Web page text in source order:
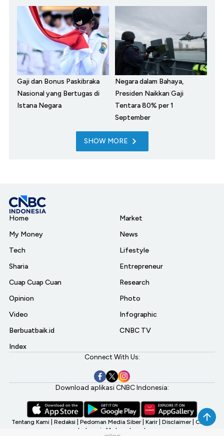
Gaji dan Bonus Paskibraka
Nasional yang Bertugas di
Istana Negara
Negara dalam Bahaya,
Presiden Naikkan Gaji
Tentara 80% per 1
September
SHOW MORE
Home
My Money
Tech
Sharia
Cuap Cuap Cuan
Opinion
Video
Berbuatbaik.id
Index
Market
News
Lifestyle
Entrepreneur
Research
Photo
Infographic
CNBC TV
Connect With Us:
Download aplikasi CNBC Indonesia:
Tentang Kami Redaksi Pedoman Media Siber Karir Disclaimer CNBC
Indonesia My Investment